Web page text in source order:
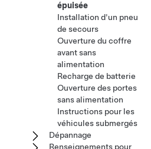
épuisée
Installation d'un pneu
de secours
Ouverture du coffre
avant sans
alimentation
Recharge de batterie
Ouverture des portes
sans alimentation
Instructions pour les
véhicules submergés
Dépannage
Renseignements pour